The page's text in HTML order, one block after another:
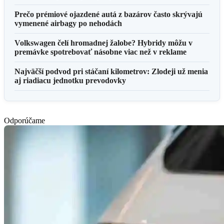
Prečo prémiové ojazdené autá z bazárov často skrývajú
vymenené airbagy po nehodách
Volkswagen čelí hromadnej žalobe? Hybridy môžu v
premávke spotrebovať násobne viac než v reklame
Najväčší podvod pri stáčaní kilometrov: Zlodeji už menia
aj riadiacu jednotku prevodovky
Odporúčame